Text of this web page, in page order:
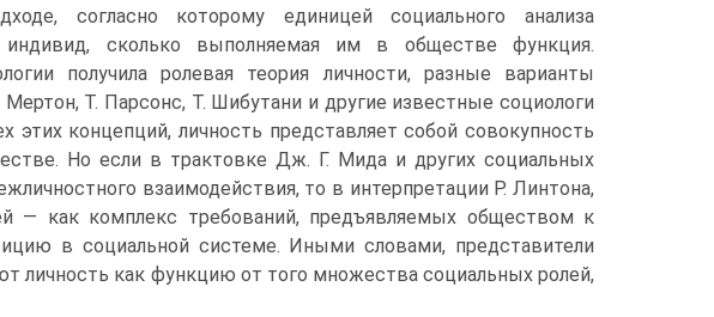
согласно которому единицей социального анализа
сколько выполняемая им в обществе функция.
получила ролевая теория личности, разные варианты
Т. Парсонс, Т. Шибутани и другие известные социологи
этих концепций, личность представляет собой совокупность
Но если в трактовке Дж. Г. Мида и других социальных
взаимодействия, то в интерпретации Р. Линтона,
— как комплекс требований, предъявляемых обществом к
в социальной системе. Иными словами, представители
личность как функцию от того множества социальных ролей,